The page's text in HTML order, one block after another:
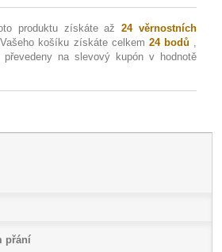
produktu získáte až24věrnostních
košíku získáte celkem 24bodů ,
převedeny na slevový kupón v hodnotě
přání